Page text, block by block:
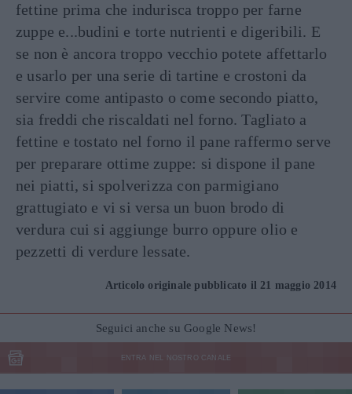
fettine prima che indurisca troppo per farne
zuppe e...budini e torte nutrienti e digeribili. E
se non è ancora troppo vecchio potete affettarlo
e usarlo per una serie di tartine e crostoni da
servire come antipasto o come secondo piatto,
sia freddi che riscaldati nel forno. Tagliato a
fettine e tostato nel forno il pane raffermo serve
per preparare ottime zuppe: si dispone il pane
nei piatti, si spolverizza con parmigiano
grattugiato e vi si versa un buon brodo di
verdura cui si aggiunge burro oppure olio e
pezzetti di verdure lessate.
Articolo originale pubblicato il 21 maggio 2014
Seguici anche su Google News!
ENTRA NEL NOSTRO CANALE